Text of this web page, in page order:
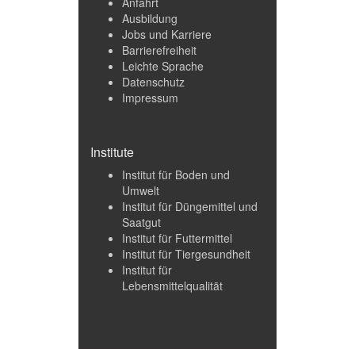
Ausbildung
Jobs und Karriere
Barrierefreiheit
Leichte Sprache
Datenschutz
Impressum
Institute
Institut für Boden und
Umwelt
Institut für Düngemittel und
Saatgut
Institut für Futtermittel
Institut für Tiergesundheit
Institut für
Lebensmittelqualität